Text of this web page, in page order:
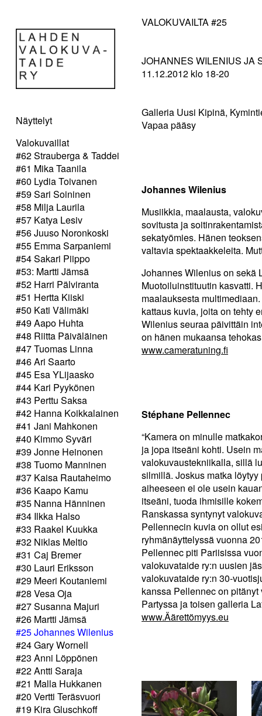
Näyttelyt
Valokuvaillat
#62 Strauberga & Taddei
#61 Mika Taanila
#60 Lydia Toivanen
#59 Sari Soininen
#58 Milja Laurila
#57 Katya Lesiv
#56 Juuso Noronkoski
#55 Emma Sarpaniemi
#54 Sakari Piippo
#53: Martti Jämsä
#52 Harri Pälviranta
#51 Hertta Kiiski
#50 Kati Välimäki
#49 Aapo Huhta
#48 Riitta Päiväläinen
#47 Tuomas Linna
#46 Ari Saarto
#45 Esa YLijaasko
#44 Kari Pyykönen
#43 Perttu Saksa
#42 Hanna Koikkalainen
#41 Jani Mahkonen
#40 Kimmo Syväri
#39 Jonne Heinonen
#38 Tuomo Manninen
#37 Kaisa Rautaheimo
#36 Kaapo Kamu
#35 Nanna Hänninen
#34 Ilkka Halso
#33 Raakel Kuukka
#32 Niklas Meltio
#31 Caj Bremer
#30 Lauri Eriksson
#29 Meeri Koutaniemi
#28 Vesa Oja
#27 Susanna Majuri
#26 Martti Jämsä
#25 Johannes Wilenius
#24 Gary Wornell
#23 Anni Löppönen
#22 Antti Saraja
#21 Malla Hukkanen
#20 Vertti Teräsvuori
#19 Kira Gluschkoff
VALOKUVAILTA #25
JOHANNES WILENIUS JA
11.12.2012 klo 18-20
Galleria Uusi Kipinä,
Vapaa pääsy
Johannes Wilenius
Musiikkia, maalausta,
sovitusta ja
sekatyömies. Hänen
valtavia spektaakkeleita.
Johannes Wilenius on sekä
Muotoiluinstituutin kasvatti.
maalauksesta
kattaus kuvia, joita on tehty
Wilenius seuraa päivittäin
on hänen mukaansa
www.cameratuning.fi
Stéphane Pellennec
“Kamera on minulle
ja jopa itseäni kohti. Usein
valokuvaustekniikalla, sillä
silmillä. Joskus matka
aiheeseen ei ole usein
itseäni, tuoda ihmisille
Ranskassa syntynyt
Pellennecin kuvia on ollut
ryhmänäyttelyssä vuonna
Pellennec piti Pariisissa
valokuvataide ry:n uusien
valokuvataide ry:n 30-
kanssa Pellennec on
Partyssa ja toisen galleria
www.Äärettömyys.eu